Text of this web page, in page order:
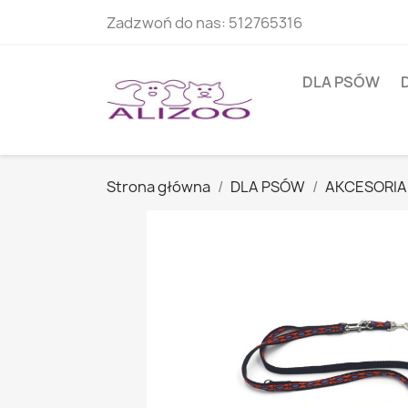
Zadzwoń do nas: 512765316
DLA PSÓW
Strona główna DLA PSÓW